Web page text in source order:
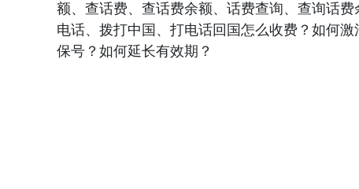
额、查话费、查话费余额、话费查询、查询话
电话、拨打中国、打电话回国怎么收费？如何
保号？如何延长有效期？